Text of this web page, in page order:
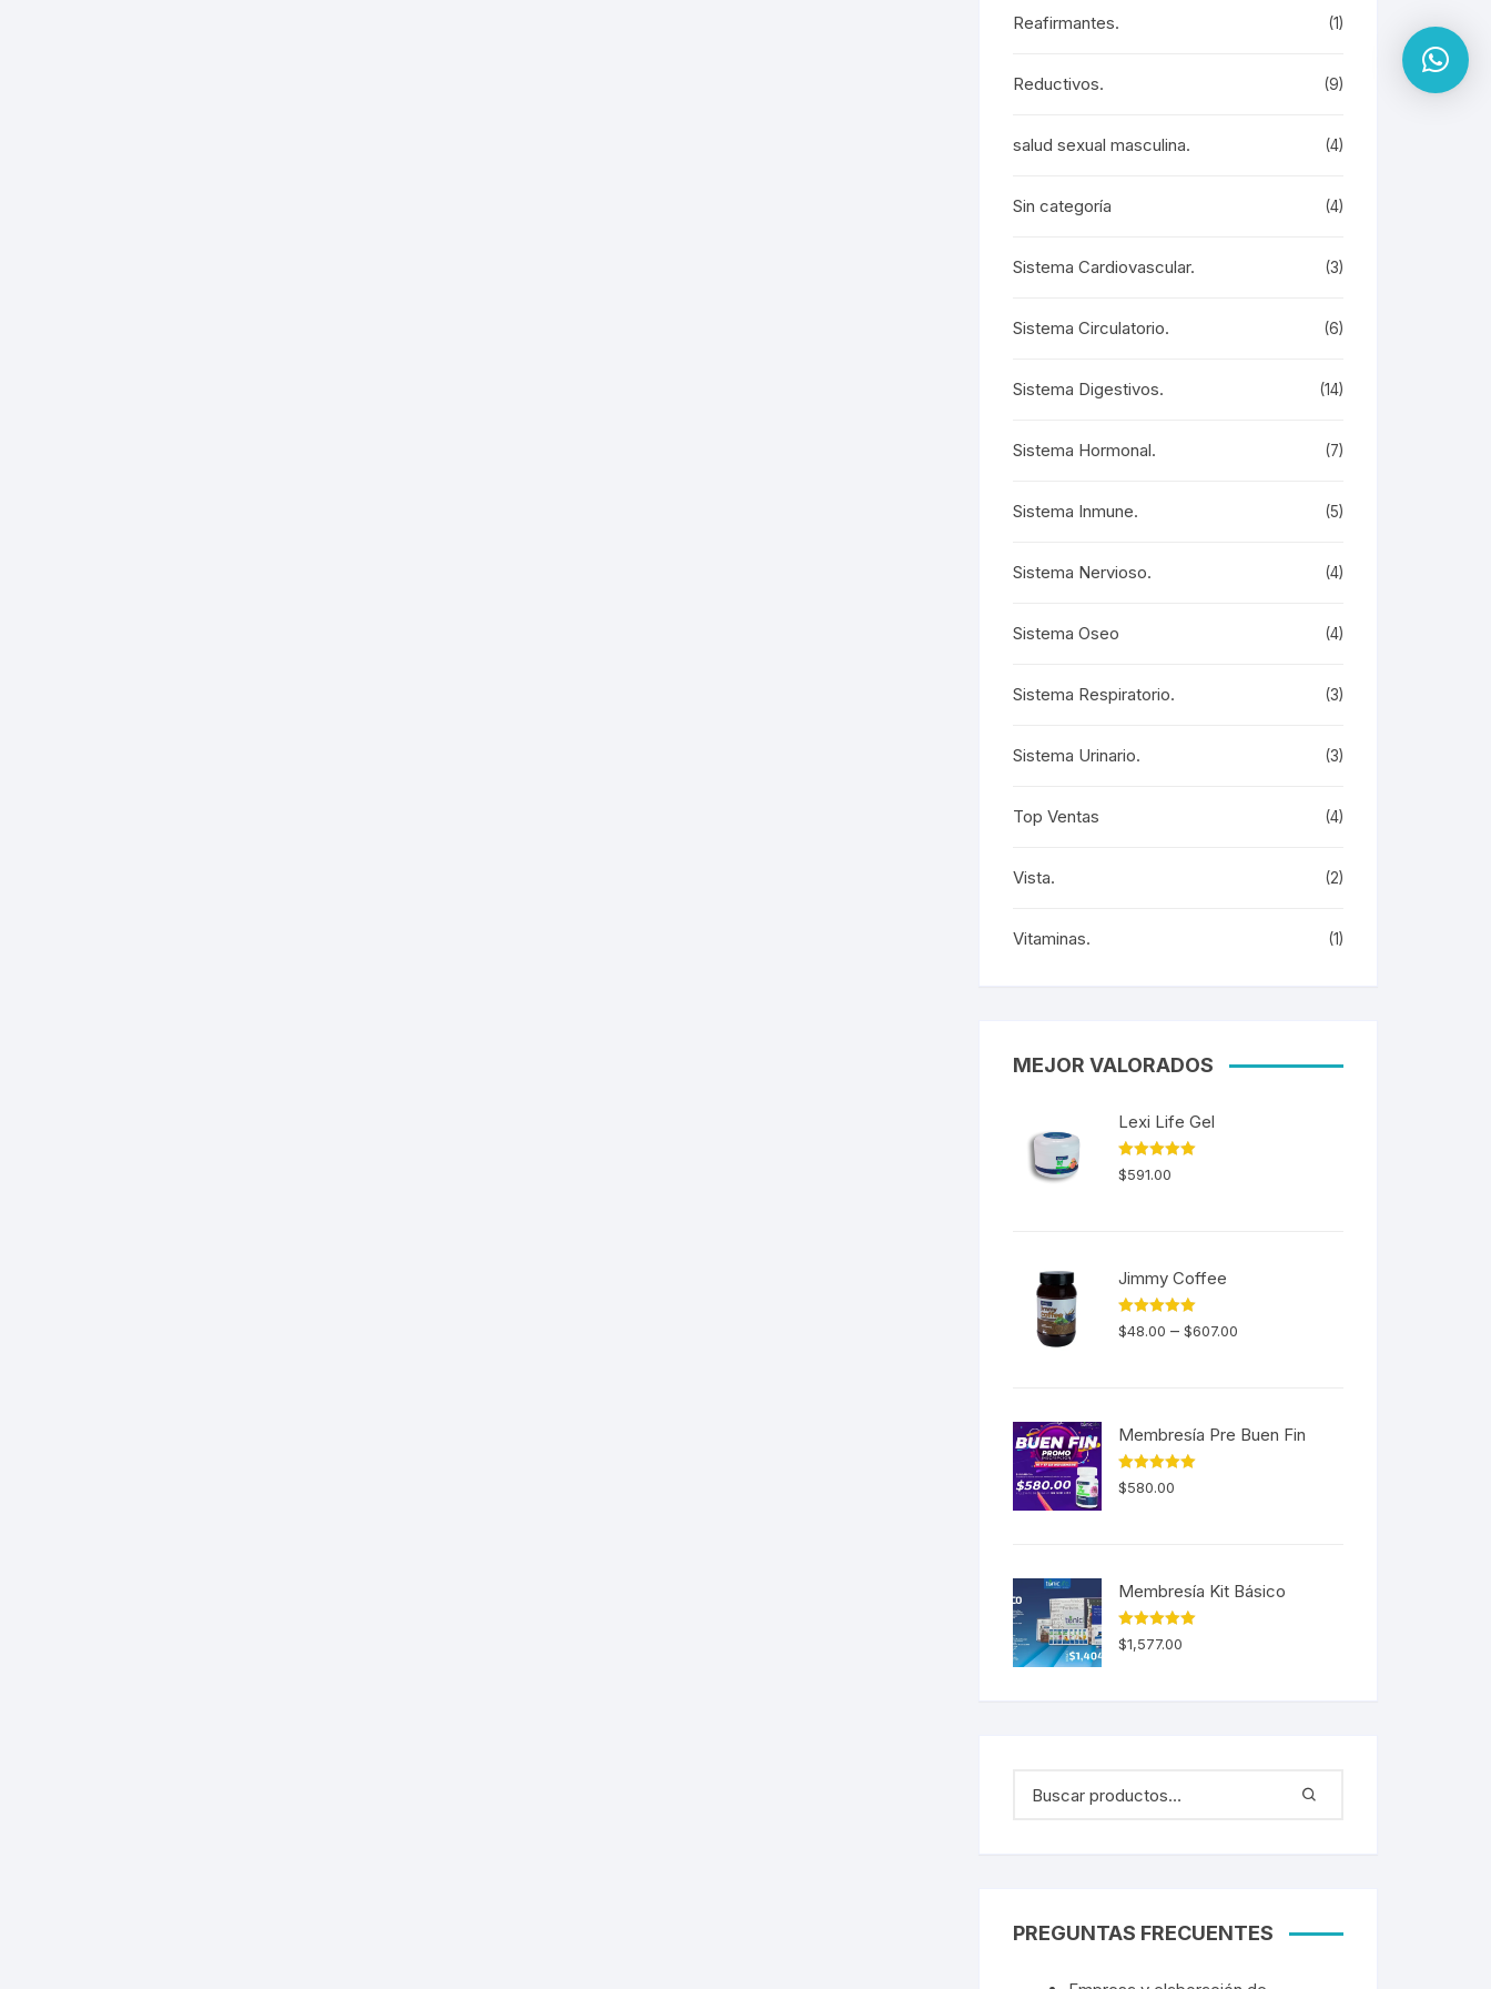
Reafirmantes. (1)
Reductivos. (9)
salud sexual masculina. (4)
Sin categoría (4)
Sistema Cardiovascular. (3)
Sistema Circulatorio. (6)
Sistema Digestivos. (14)
Sistema Hormonal. (7)
Sistema Inmune. (5)
Sistema Nervioso. (4)
Sistema Oseo (4)
Sistema Respiratorio. (3)
Sistema Urinario. (3)
Top Ventas (4)
Vista. (2)
Vitaminas. (1)
MEJOR VALORADOS
Lexi Life Gel
Valorado en
5.00 de 5
$591.00
Jimmy Coffee
Valorado en
5.00 de 5
$48.00 – $607.00
Membresía Pre Buen Fin
Valorado en
5.00 de 5
$580.00
Membresía Kit Básico
Valorado en
5.00 de 5
$1,577.00
PREGUNTAS FRECUENTES